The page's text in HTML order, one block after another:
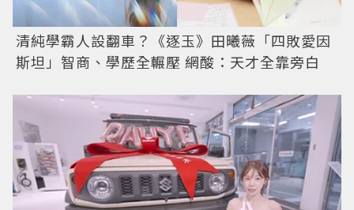
清純學霸人設翻車？《逐玉》田曦薇「四敗愛因
斯坦」智商、學歷全輾壓 網酸：天才全靠旁白